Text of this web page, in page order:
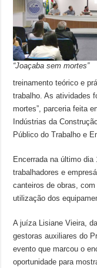
“Joaçaba sem mortes”
treinamento teórico e
trabalho. As atividades
mortes”, parceria feita
Indústrias da
Público do Trabalho e
Encerrada na último
trabalhadores e
canteiros de obras,
utilização dos
A juíza Lisiane Vieira,
gestoras auxiliares do
evento que marcou o
oportunidade para